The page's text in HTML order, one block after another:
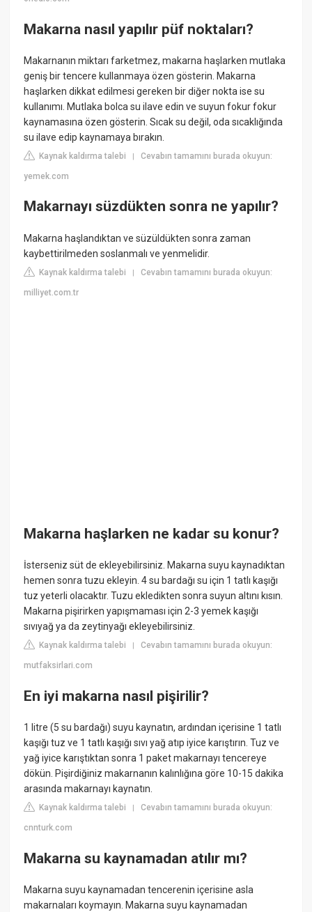
Makarna nasıl yapılır püf noktaları?
Makarnanın miktarı farketmez, makarna haşlarken mutlaka
geniş bir tencere kullanmaya özen gösterin. Makarna
haşlarken dikkat edilmesi gereken bir diğer nokta ise su
kullanımı. Mutlaka bolca su ilave edin ve suyun fokur fokur
kaynamasına özen gösterin. Sıcak su değil, oda sıcaklığında
su ilave edip kaynamaya bırakın.
Kaynak kaldırma talebi |Cevabın tamamını burada okuyun:
yemek.com
Makarnayı süzdükten sonra ne yapılır?
Makarna haşlandıktan ve süzüldükten sonra zaman
kaybettirilmeden soslanmalı ve yenmelidir.
Kaynak kaldırma talebi |Cevabın tamamını burada okuyun:
milliyet.com.tr
Makarna haşlarken ne kadar su konur?
İsterseniz süt de ekleyebilirsiniz. Makarna suyu kaynadıktan
hemen sonra tuzu ekleyin. 4 su bardağı su için 1 tatlı kaşığı
tuz yeterli olacaktır. Tuzu ekledikten sonra suyun altını kısın.
Makarna pişirirken yapışmaması için 2-3 yemek kaşığı
sıvıyağ ya da zeytinyağı ekleyebilirsiniz.
Kaynak kaldırma talebi |Cevabın tamamını burada okuyun:
mutfaksirlari.com
En iyi makarna nasıl pişirilir?
1 litre (5 su bardağı) suyu kaynatın, ardından içerisine 1 tatlı
kaşığı tuz ve 1 tatlı kaşığı sıvı yağ atıp iyice karıştırın. Tuz ve
yağ iyice karıştıktan sonra 1 paket makarnayı tencereye
dökün. Pişirdiğiniz makarnanın kalınlığına göre 10-15 dakika
arasında makarnayı kaynatın.
Kaynak kaldırma talebi |Cevabın tamamını burada okuyun:
cnnturk.com
Makarna su kaynamadan atılır mı?
Makarna suyu kaynamadan tencerenin içerisine asla
makarnaları koymayın. Makarna suyu kaynamadan